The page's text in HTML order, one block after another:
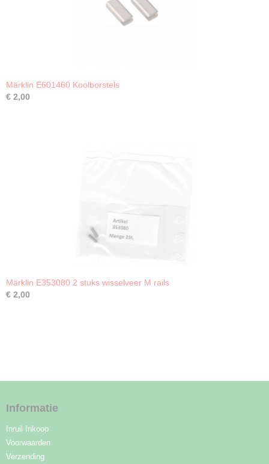
Märklin E601460 Koolborstels
€ 2,00
Märklin E353080 2 stuks wisselveer M rails
€ 2,00
Informatie
Inruil Inkoop
Voorwaarden
Verzending